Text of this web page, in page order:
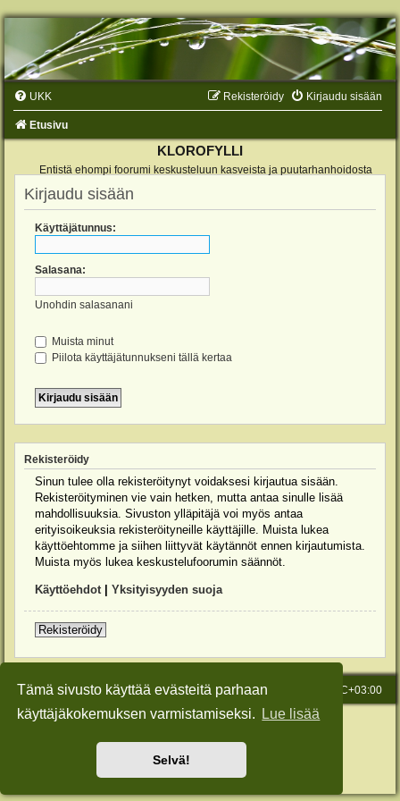
Tämä sivusto käyttää evästeitä parhaan
käyttäjäkokemuksen varmistamiseksi.
Lue lisää
Selvä!
UKK Kirjaudu sisään
Rekisteröidy
Etusivu
KLOROFYLLI
Entistä ehompi foorumi keskusteluun kasveista ja puutarhanhoidosta
Kirjaudu sisään
Käyttäjätunnus:
Salasana:
Unohdin salasanani
Muista minut
Piilota käyttäjätunnukseni tällä kertaa
Rekisteröidy
Sinun tulee olla rekisteröitynyt voidaksesi kirjautua sisään.
Rekisteröityminen vie vain hetken, mutta antaa sinulle lisää
mahdollisuuksia. Sivuston ylläpitäjä voi myös antaa
erityisoikeuksia rekisteröityneille käyttäjille. Muista lukea
käyttöehtomme ja siihen liittyvät käytännöt ennen kirjautumista.
Muista myös lukea keskustelufoorumin säännöt.
Käyttöehdot| Yksityisyyden suoja
Rekisteröidy
Etusivu Kaikki ajat ovat UTC+03:00
Viesti Ylläpidolle
Keskustelufoorumin ohjelmistophpBB® Forum Software © phpBB Limited